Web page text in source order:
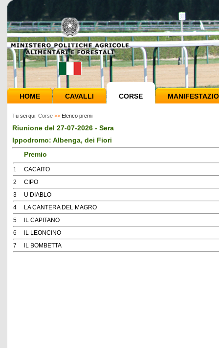
HOME CAVALLI CORSE
Tu sei qui: Corse >> Elenco premi
Riunione del 27-07-2026 - Sera
Ippodromo: Albenga, dei Fiori
Premio
1
CACAITO
2
CIPO
3
U DIABLO
4
LA CANTERA DEL MAGRO
5
IL CAPITANO
6
IL LEONCINO
7
IL BOMBETTA